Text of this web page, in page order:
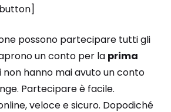
possono partecipare tutti gli
un conto per la prima
non hanno mai avuto un conto
Partecipare è facile.
veloce e sicuro. Dopodiché